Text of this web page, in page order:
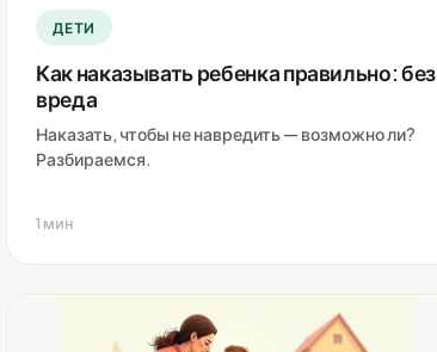
ДЕТИ
Как наказывать ребенка правильно: без
вреда
Наказать, чтобы не навредить — возможно ли?
Разбираемся.
1 мин